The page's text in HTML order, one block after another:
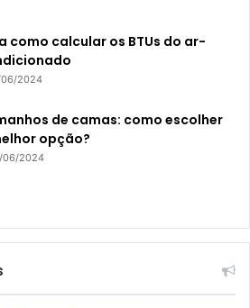
como calcular os BTUs do ar-
06/2024
de camas: como escolher
opção?
06/2024